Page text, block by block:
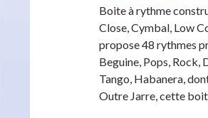
Boite à rythme
Close, Cymbal, Low
propose 48 rythmes
Beguine, Pops, Rock,
Tango, Habanera,
Outre Jarre, cette